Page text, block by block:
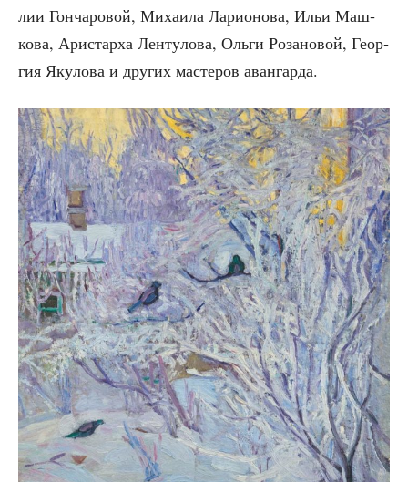
лии Гон­ча­ро­вой, Миха­и­ла Лари­о­но­ва, Ильи Маш­
ко­ва, Ари­стар­ха Лен­ту­ло­ва, Оль­ги Роза­но­вой, Геор­
гия Яку­ло­ва и дру­гих масте­ров авангарда.